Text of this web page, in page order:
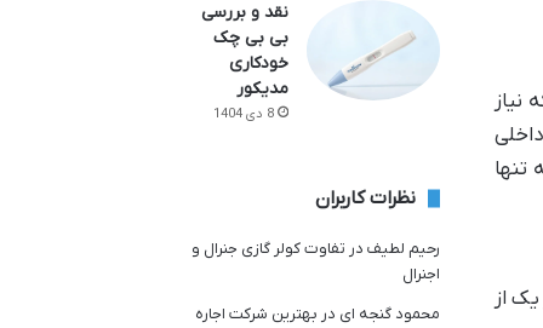
تنها
از
نقد و بررسی
بی بی چک
خودکاری
مدیکور
8 دی 1404
نظرات کاربران
رحیم لطیفدر تفاوت کولر گازی جنرال و
اجنرال
محمود گنجه ای در بهترین شرکت اجاره